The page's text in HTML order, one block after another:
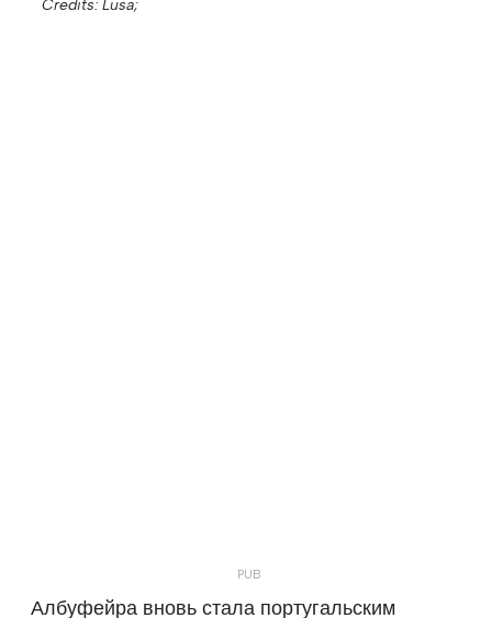
Credits: Lusa;
Албуфейра вновь стала португальским